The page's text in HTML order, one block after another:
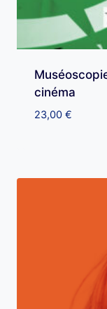
cinéma
23,00 €